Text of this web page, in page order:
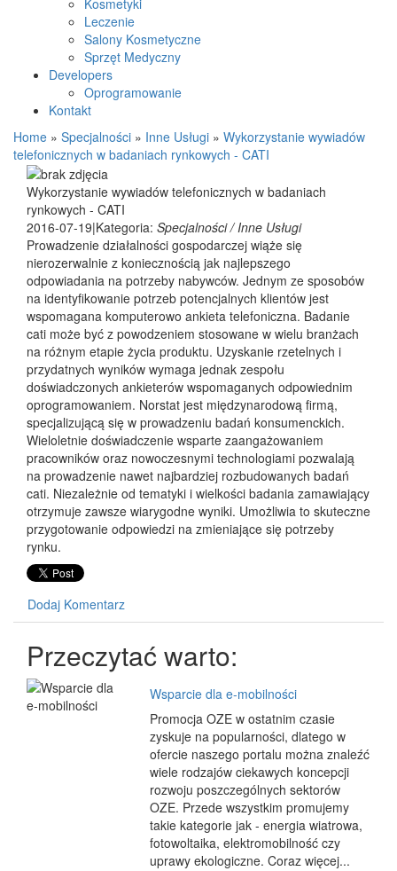
Kosmetyki
Leczenie
Salony Kosmetyczne
Sprzęt Medyczny
Developers
Oprogramowanie
Kontakt
Home » Specjalności » Inne Usługi » Wykorzystanie wywiadów
telefonicznych w badaniach rynkowych - CATI
Wykorzystanie wywiadów telefonicznych w badaniach
rynkowych - CATI
2016-07-19|Kategoria: Specjalności / Inne Usługi
Prowadzenie działalności gospodarczej wiąże się
nierozerwalnie z koniecznością jak najlepszego
odpowiadania na potrzeby nabywców. Jednym ze sposobów
na identyfikowanie potrzeb potencjalnych klientów jest
wspomagana komputerowo ankieta telefoniczna. Badanie
cati może być z powodzeniem stosowane w wielu branżach
na różnym etapie życia produktu. Uzyskanie rzetelnych i
przydatnych wyników wymaga jednak zespołu
doświadczonych ankieterów wspomaganych odpowiednim
oprogramowaniem. Norstat jest międzynarodową firmą,
specjalizującą się w prowadzeniu badań konsumenckich.
Wieloletnie doświadczenie wsparte zaangażowaniem
pracowników oraz nowoczesnymi technologiami pozwalają
na prowadzenie nawet najbardziej rozbudowanych badań
cati. Niezależnie od tematyki i wielkości badania zamawiający
otrzymuje zawsze wiarygodne wyniki. Umożliwia to skuteczne
przygotowanie odpowiedzi na zmieniające się potrzeby
rynku.
Dodaj Komentarz
Przeczytać warto:
Wsparcie dla e-mobilności
Promocja OZE w ostatnim czasie
zyskuje na popularności, dlatego w
ofercie naszego portalu można znaleźć
wiele rodzajów ciekawych koncepcji
rozwoju poszczególnych sektorów
OZE. Przede wszystkim promujemy
takie kategorie jak - energia wiatrowa,
fotowoltaika, elektromobilność czy
uprawy ekologiczne. Coraz więcej...